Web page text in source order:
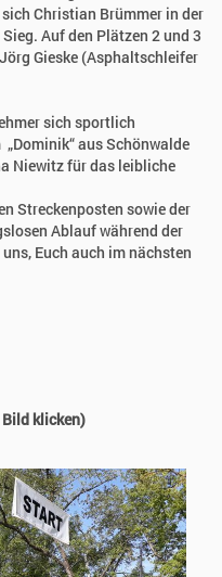
Christian Brümmer in der
Auf den Plätzen 2 und 3
Gieske (Asphaltschleifer
sich sportlich
aus Schönwalde
Niewitz für das leibliche
Streckenposten sowie der
Ablauf während der
Euch auch im nächsten
klicken)